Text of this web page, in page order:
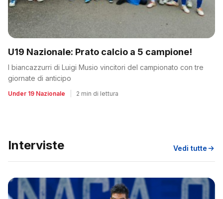
U19 Nazionale: Prato calcio a 5 campione!
I biancazzurri di Luigi Musio vincitori del campionato con tre
giornate di anticipo
Under 19 Nazionale 2 min di lettura
Interviste Vedi tutte